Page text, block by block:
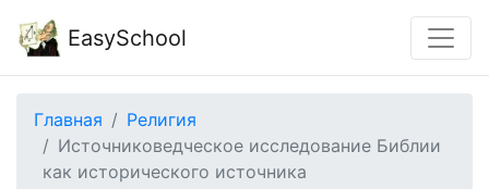
EasySchool
Главная
Религия
Источниковедческое исследование Библии
как исторического источника